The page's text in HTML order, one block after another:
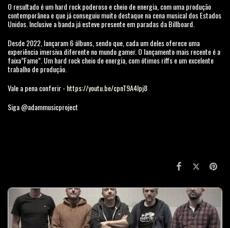
O resultado é um hard rock poderoso e cheio de energia, com uma produção
contemporânea e que já conseguiu muito destaque na cena musical dos Estados
Unidos. Inclusive a banda já esteve presente em paradas da Billboard.
Desde 2022, lançaram 6 álbuns, sendo que, cada um deles oferece uma
experiência imersiva diferente no mundo gamer. O lançamento mais recente é a
faixa”Fame”. Um hard rock cheio de energia, com ótimos riffs e um excelente
trabalho de produção.
Vale a pena conferir - https://youtu.be/cpnT9A4lpj8
Siga @adammusicproject